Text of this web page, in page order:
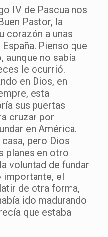
IV de Pascua nos
Pastor, la
corazón a unas
Pienso que
aunque no sabía
le ocurrió.
en Dios, en
esta
sus puertas
cruzar por
en América.
pero Dios
planes en otro
voluntad de fundar
importante, el
de otra forma,
ido madurando
que estaba